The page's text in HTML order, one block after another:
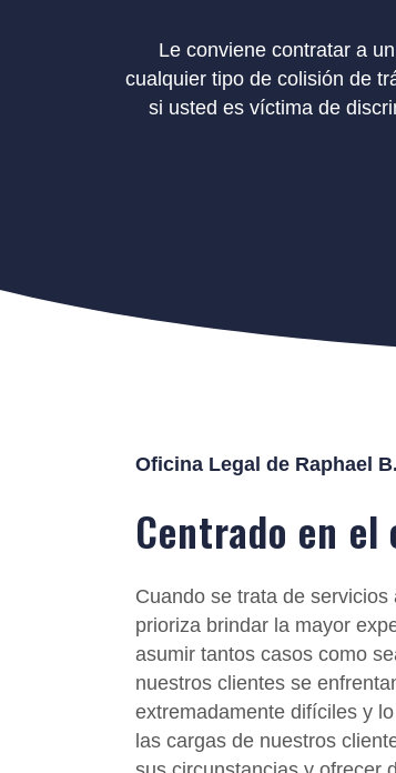
Le conviene contratar a
cualquier tipo de colisión de
si usted es víctima de
Oficina Legal de Raphael
Centrado en
Cuando se trata de
prioriza brindar la mayor
asumir tantos casos como
nuestros clientes se
extremadamente difíciles y
las cargas de nuestros